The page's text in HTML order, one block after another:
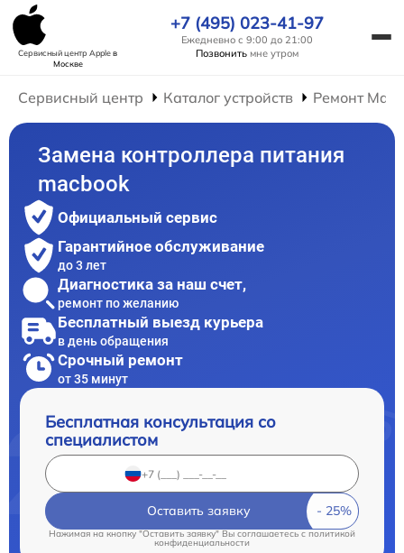
Сервисный центр Appleв
Москве
+7 (495) 023-41-97
Ежедневно с 9:00 до 21:00
Позвонить мне утром
Сервисный центр Каталог устройств Ремонт
Замена контроллера питания
macbook
Официальный сервис
Гарантийное обслуживание
до 3 лет
Диагностика за наш счет,
ремонт по желанию
Бесплатный выезд курьера
в день обращения
Срочный ремонт
от 35 минут
Бесплатная консультация со
специалистом
Оставить заявку
Нажимая на кнопку "Оставить заявку" Вы соглашаетесь cполитикой
конфиденциальности